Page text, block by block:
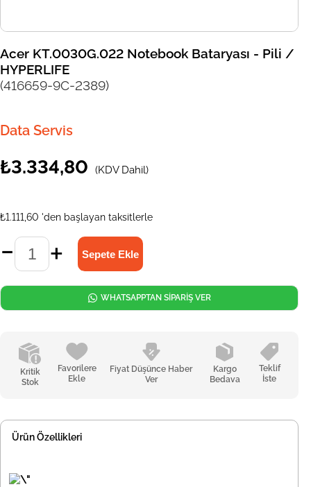
Acer KT.0030G.022 Notebook Bataryası - Pili /
HYPERLIFE
(416659-9C-2389)
Data Servis
₺3.334,80 (KDV Dahil)
₺1.111,60 'den başlayan taksitlerle
Kritik
Stok
Favorilere
Ekle
Fiyat Düşünce Haber
Ver
Kargo
Bedava
Teklif
İste
WHATSAPPTAN SİPARİŞ VER
Ürün Özellikleri